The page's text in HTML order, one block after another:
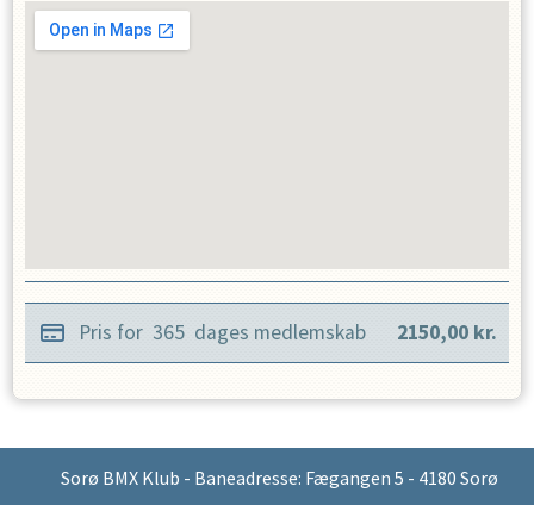
Pris for 365 dages medlemskab 2150,00 kr.
Sorø BMX Klub - Baneadresse: Fægangen 5 - 4180 Sorø